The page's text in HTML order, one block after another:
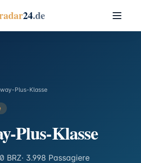
24.de
Plus-Klasse
Plus-Klasse
BRZ· 3.998 Passagiere